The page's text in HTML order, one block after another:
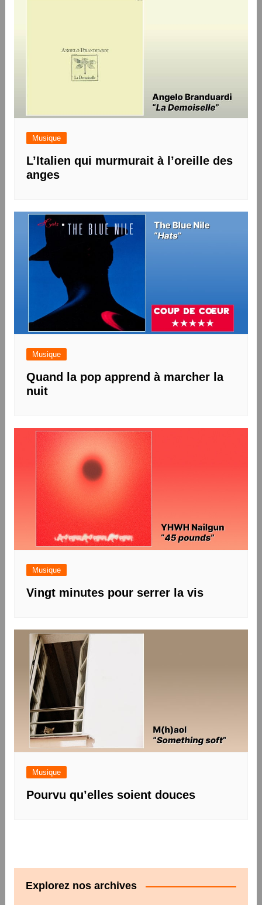
Musique
L’Italien qui murmurait à l’oreille des
anges
Musique
Quand la pop apprend à marcher la
nuit
Musique
Vingt minutes pour serrer la vis
Musique
Pourvu qu’elles soient douces
Explorez nos archives